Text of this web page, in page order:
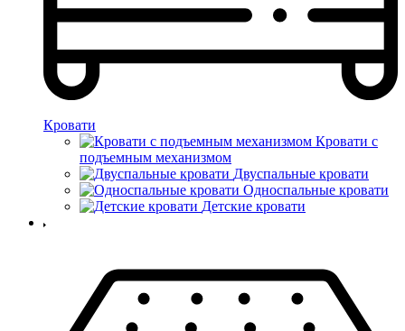
Кровати
Кровати с
подъемным механизмом
Двуспальные кровати
Односпальные кровати
Детские кровати